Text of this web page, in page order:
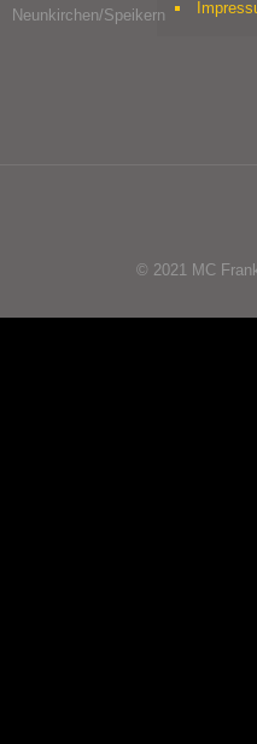
Neunkirchen/Speikern
© 2021 MC